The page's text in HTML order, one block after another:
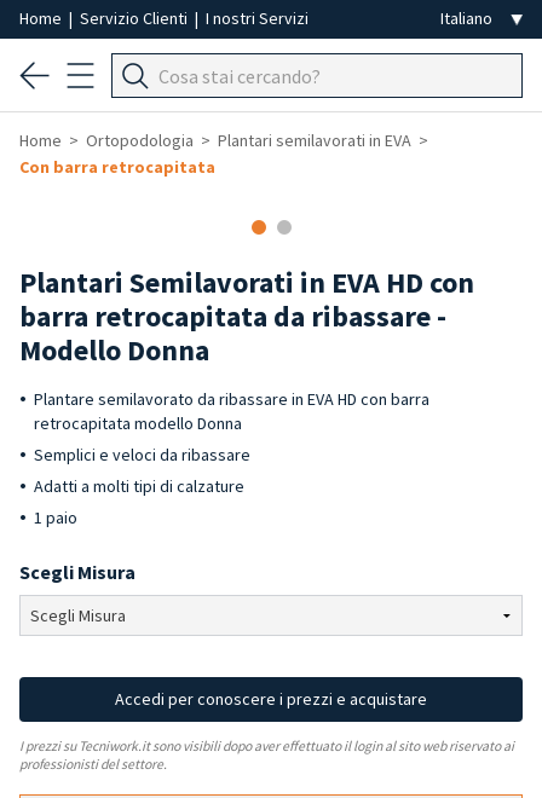
Home | Servizio Clienti | I nostri Servizi
Home Ortopodologia
Plantari semilavorati in EVA
Con barra retrocapitata
Plantari Semilavorati in EVA HD con
barra retrocapitata da ribassare -
Modello Donna
Plantare semilavorato da ribassare in EVA HD con barra
retrocapitata modello Donna
Semplici e veloci da ribassare
Adatti a molti tipi di calzature
1 paio
Scegli Misura
Accedi per conoscere i prezzi e acquistare
I prezzi su Tecniwork.it sono visibili dopo aver effettuato il login al sito web riservato ai
professionisti del settore.